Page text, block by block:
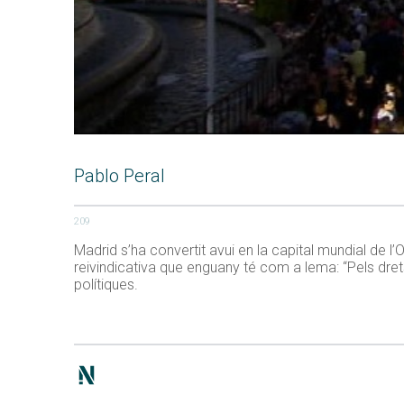
Pablo Peral
209
Madrid s’ha convertit avui en la capital mundial de
reivindicativa que enguany té com a lema: “Pels
polítiques.